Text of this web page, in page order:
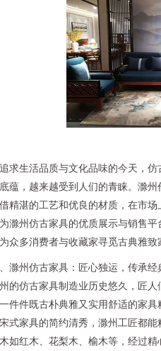
求生活品质与文化品味的今天，
蕴，越来越受到人们的青睐。滁
精湛的工艺和优良的材质，在市
滁州仿古家具的优质展示与销售
众多消费者与收藏家寻觅古典雅致
滁州仿古家具：匠心独运，传承经
的仿古家具制造业历史悠久，匠
件件既古朴典雅又实用舒适的家
式家具的简约清秀，滁州工匠都
如红木、花梨木、榆木等，经过